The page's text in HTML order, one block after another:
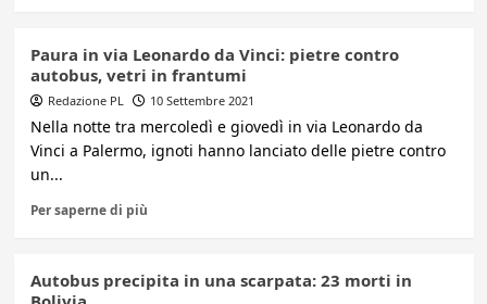
Paura in via Leonardo da Vinci: pietre contro
autobus, vetri in frantumi
Redazione PL 10 Settembre 2021
Nella notte tra mercoledì e giovedì in via Leonardo da
Vinci a Palermo, ignoti hanno lanciato delle pietre contro
un...
Per saperne di più
Autobus precipita in una scarpata: 23 morti in